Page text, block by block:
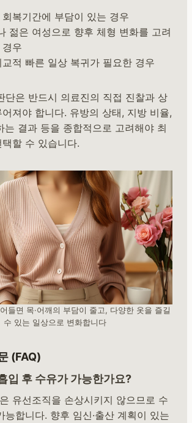
복기간에 부담이 있는 경우
젊은 여성으로 향후 체형 변화를 고려
우
적 빠른 일상 복귀가 필요한 경우
단은 반드시 의료진의 직접 진찰과 상
져야 합니다. 유방의 상태, 지방 비율,
는 결과 등을 종합적으로 고려해야 최
할 수 있습니다.
들면 목·어깨의 부담이 줄고, 다양한 옷을 즐길
수 있는 일상으로 변화합니다
(FAQ)
입 후 수유가 가능한가요?
유선조직을 손상시키지 않으므로 수
능합니다. 향후 임신·출산 계획이 있는